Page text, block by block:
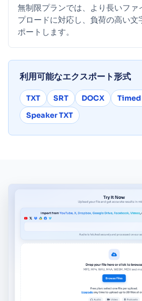
無制限プランでは、より長いファ
プロードに対応し、負荷の高い文
ポートします。
利用可能なエクスポート形式
TXT SRT DOCX
Timed
Speaker TXT